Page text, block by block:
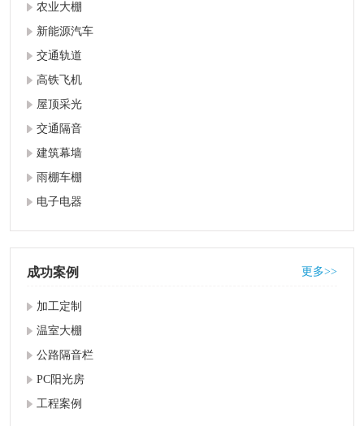
农业大棚
新能源汽车
交通轨道
高铁飞机
屋顶采光
交通隔音
建筑幕墙
雨棚车棚
电子电器
成功案例 更多>>
加工定制
温室大棚
公路隔音栏
PC阳光房
工程案例